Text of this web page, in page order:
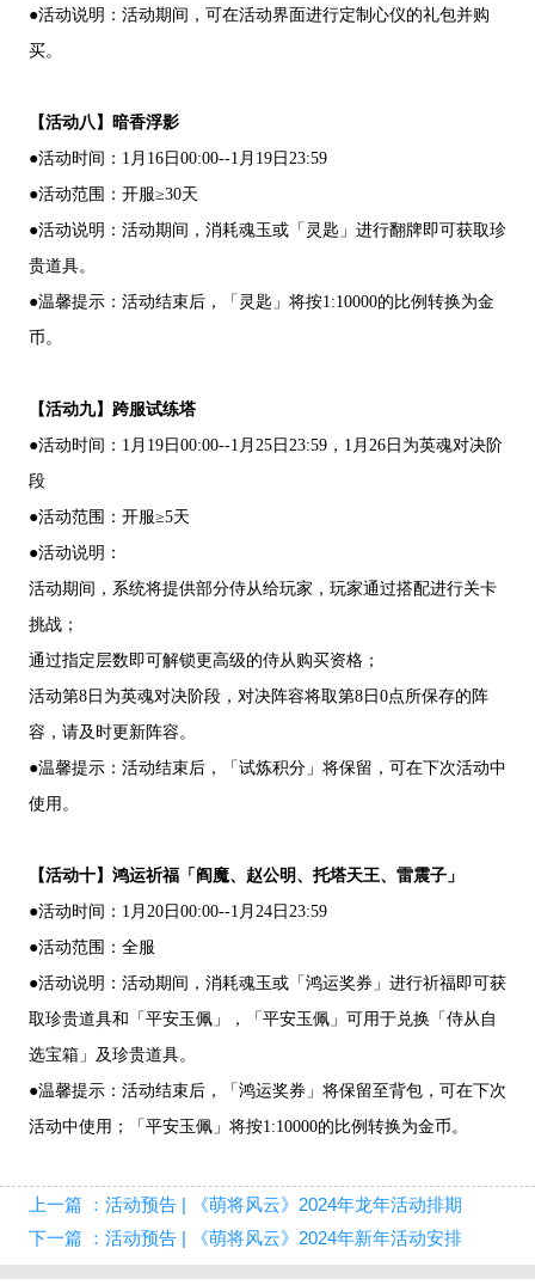
●活动说明：活动期间，可在活动界面进行定制心仪的礼包并购
买。
【活动八】暗香浮影
●活动时间：1月16日00:00--1月19日23:59
●活动范围：开服≥30天
●活动说明：活动期间，消耗魂玉或「灵匙」进行翻牌即可获取珍
贵道具。
●温馨提示：活动结束后，「灵匙」将按1:10000的比例转换为金
币。
【活动九】跨服试练塔
●活动时间：1月19日00:00--1月25日23:59，1月26日为英魂对决阶
段
●活动范围：开服≥5天
●活动说明：
活动期间，系统将提供部分侍从给玩家，玩家通过搭配进行关卡
挑战；
通过指定层数即可解锁更高级的侍从购买资格；
活动第8日为英魂对决阶段，对决阵容将取第8日0点所保存的阵
容，请及时更新阵容。
●温馨提示：活动结束后，「试炼积分」将保留，可在下次活动中
使用。
【活动十】鸿运祈福「阎魔、赵公明、托塔天王、雷震子」
●活动时间：1月20日00:00--1月24日23:59
●活动范围：全服
●活动说明：活动期间，消耗魂玉或「鸿运奖券」进行祈福即可获
取珍贵道具和「平安玉佩」，「平安玉佩」可用于兑换「侍从自
选宝箱」及珍贵道具。
●温馨提示：活动结束后，「鸿运奖券」将保留至背包，可在下次
活动中使用；「平安玉佩」将按1:10000的比例转换为金币。
上一篇 ：活动预告 | 《萌将风云》2024年龙年活动排期
下一篇 ：活动预告 | 《萌将风云》2024年新年活动安排